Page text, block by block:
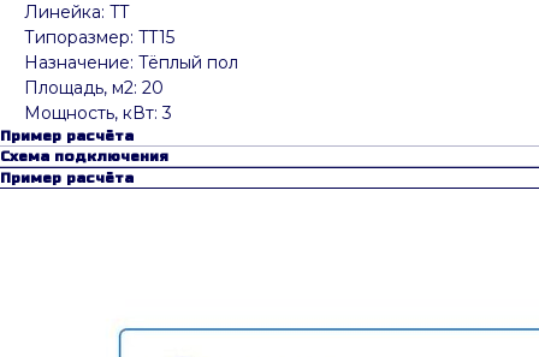
Линейка: TT
Типоразмер: TT15
Назначение: Тёплый пол
Площадь, м2: 20
Мощность, кВт: 3
Пример расчёта
Схема подключения
Пример расчёта